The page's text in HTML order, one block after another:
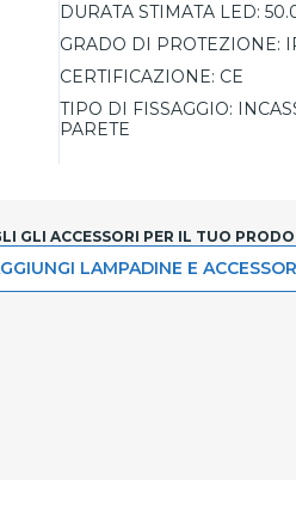
DURATA STIMATA LED:
GRADO DI PROTEZIONE:
CERTIFICAZIONE: CE
TIPO DI FISSAGGIO:
PARETE
GLI ACCESSORI PER IL TUO
LAMPADINE E